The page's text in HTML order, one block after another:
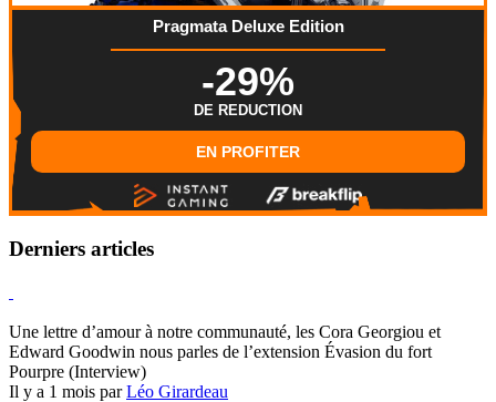
Pragmata Deluxe Edition
-29%
DE REDUCTION
EN PROFITER
Derniers articles
Une lettre d’amour à notre communauté, les Cora Georgiou et
Edward Goodwin nous parles de l’extension Évasion du fort
Pourpre (Interview)
Il y a 1 mois parLéo Girardeau